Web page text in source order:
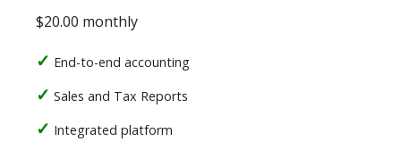
$20.00 monthly
End-to-end accounting
Sales and Tax Reports
Integrated platform